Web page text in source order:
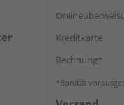
Kreditkarte
Rechnung*
*Bonität